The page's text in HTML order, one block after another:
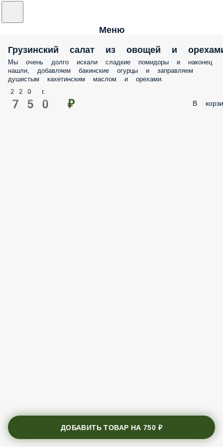
Меню
Грузинский салат из овощей и
Мы очень долго искали сладкие помидоры и наконец
нашли, добавляем бакинские огурцы и заправляем
душистым кахетинским маслом и орехами.
220 г.
750 ₽ В
ДОБАВИТЬ ТОВАР НА750 ₽